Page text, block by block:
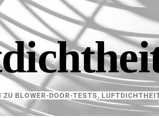
ZU BLOWER-DOOR-TESTS,